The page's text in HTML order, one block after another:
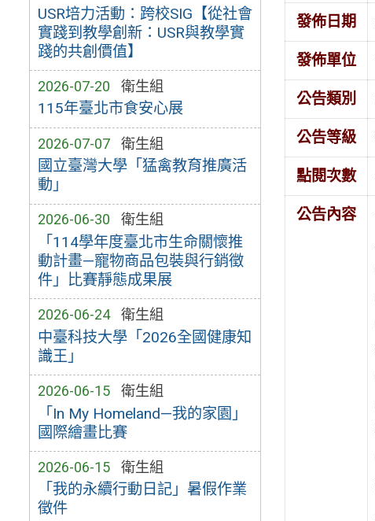
USR培力活動：跨校SIG【從社會
實踐到教學創新：USR與教學實
踐的共創價值】
2026-07-20 衛生組
115年臺北市食安心展
2026-07-07 衛生組
國立臺灣大學「猛禽教育推廣活
動」
2026-06-30 衛生組
「114學年度臺北市生命關懷推
動計畫—寵物商品包裝與行銷徵
件」比賽靜態成果展
2026-06-24 衛生組
中臺科技大學「2026全國健康知
識王」
2026-06-15 衛生組
「In My Homeland—我的家園」
國際繪畫比賽
2026-06-15 衛生組
「我的永續行動日記」暑假作業
徵件
發佈日期
發佈單位
公告類別
公告等級
點閱次數
公告內容